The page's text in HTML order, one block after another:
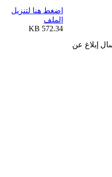
إبلاغ عن
اضغط هنا لتنزيل
الملف
572.34 KB